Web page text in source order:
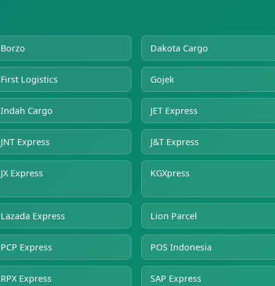
Borzo Dakota Cargo
First Logistics Gojek
Indah Cargo JET Express
JNT Express J&T Express
JX Express KGXpress
Lazada Express Lion Parcel
PCP Express POS Indonesia
RPX Express SAP Express